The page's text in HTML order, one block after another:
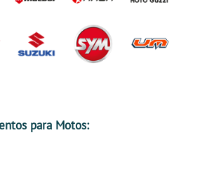
para Motos: